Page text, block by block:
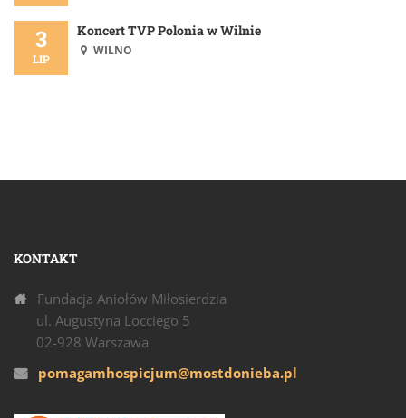
3
LIP
Koncert TVP Polonia w Wilnie
WILNO
KONTAKT
Fundacja Aniołów Miłosierdzia
ul. Augustyna Locciego 5
02-928 Warszawa
pomagamhospicjum@mostdonieba.pl